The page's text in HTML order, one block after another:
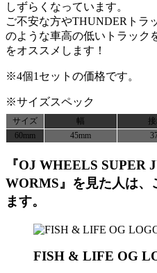
しずらくなっています。
ご不安な方やTHUNDERトラ
のような車高の低いトラック
をオススメします！
※4個1セットの価格です。
※サイズスペック
サイズ 幅
60mm
45mm
『OJ WHEELS SUPER
WORMS』を見た人は、
ます。
FISH & LIFE OG